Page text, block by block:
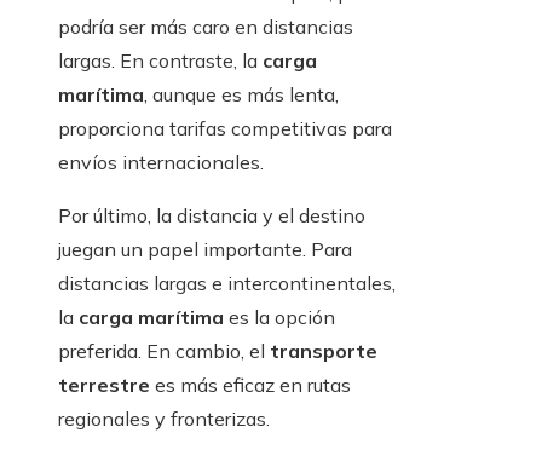
podría ser más caro en distancias
largas. En contraste, la carga
marítima, aunque es más lenta,
proporciona tarifas competitivas para
envíos internacionales.
Por último, la distancia y el destino
juegan un papel importante. Para
distancias largas e intercontinentales,
la carga marítima es la opción
preferida. En cambio, el transporte
terrestre es más eficaz en rutas
regionales y fronterizas.